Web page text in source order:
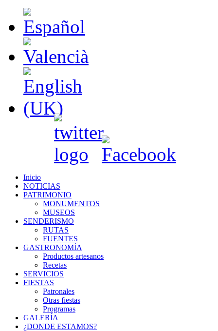
Inicio
NOTICIAS
PATRIMONIO
MONUMENTOS
MUSEOS
SENDERISMO
RUTAS
FUENTES
GASTRONOMÍA
Productos artesanos
Recetas
SERVICIOS
FIESTAS
Patronales
Otras fiestas
Programas
GALERÍA
¿DONDE ESTAMOS?